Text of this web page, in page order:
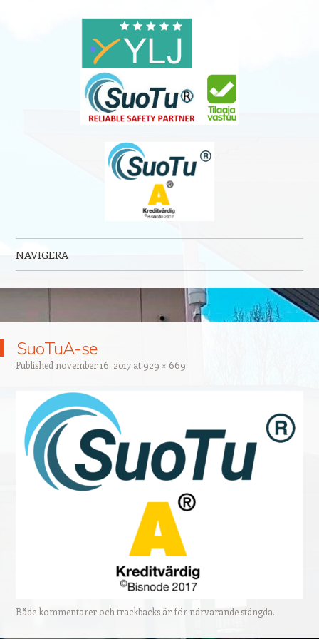
NAVIGERA
SuoTuA-se
Published november 16, 2017at 929 × 669
Både kommentarer och trackbacks är för närvarande stängda.